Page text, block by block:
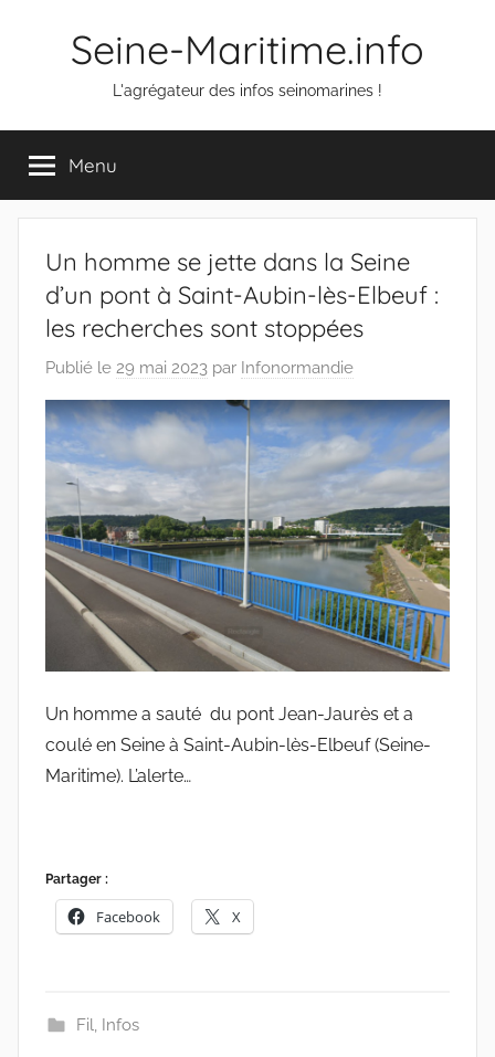
Seine-Maritime.info
L'agrégateur des infos seinomarines !
Menu
Un homme se jette dans la Seine
d’un pont à Saint-Aubin-lès-Elbeuf :
les recherches sont stoppées
Publié le 29 mai 2023 par Infonormandie
Un homme a sauté du pont Jean-Jaurès et a
coulé en Seine à Saint-Aubin-lès-Elbeuf (Seine-
Maritime). L’alerte…
Partager :
Facebook X
Fil, Infos